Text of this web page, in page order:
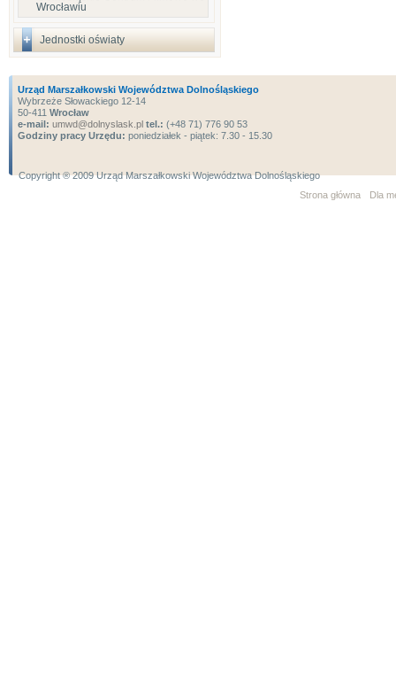
Wrocławiu
Jednostki oświaty
Urząd Marszałkowski Województwa Dolnośląskiego
Wybrzeże Słowackiego 12-14
50-411 Wrocław
e-mail: umwd@dolnyslask.pl tel.: (+48 71) 776 90 53
Godziny pracy Urzędu: poniedziałek - piątek: 7.30 - 15.30
Copyright ® 2009 Urząd Marszałkowski Województwa Dolnośląskiego
Strona główna
Dla